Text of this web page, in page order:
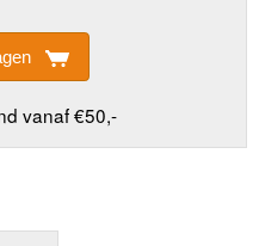
vanaf €50,-